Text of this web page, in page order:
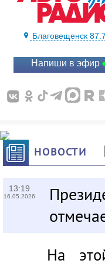
Благовещенск
Напиши в эфир
НОВОСТИ
13:19
16.05.2026
На